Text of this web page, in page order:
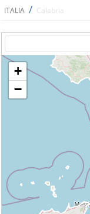
ITALIA / Calabria